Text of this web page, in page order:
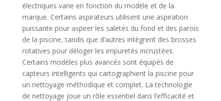
électriques varie en fonction du modèle et de la
marque. Certains aspirateurs utilisent une aspiration
puissante pour aspirer les saletés du fond et des parois
de la piscine, tandis que d’autres intègrent des brosses
rotatives pour déloger les impuretés incrustées.
Certains modèles plus avancés sont équipés de
capteurs intelligents qui cartographient la piscine pour
un nettoyage méthodique et complet. La technologie
de nettoyage joue un rôle essentiel dans l’efficacité et